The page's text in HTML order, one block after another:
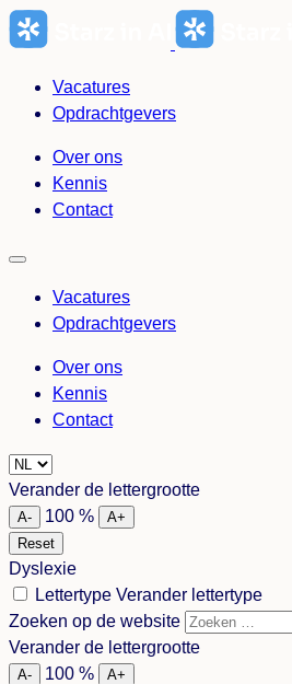
Ga
naar
inhoud
Vacatures
Opdrachtgevers
Over ons
Kennis
Contact
Vacatures
Opdrachtgevers
Over ons
Kennis
Contact
Choose
a
language
Verander de lettergrootte
A- 100 %
A+
Reset
Dyslexie
Lettertype Verander lettertype
Zoeken op de website
Verander de lettergrootte
A- 100 %
A+